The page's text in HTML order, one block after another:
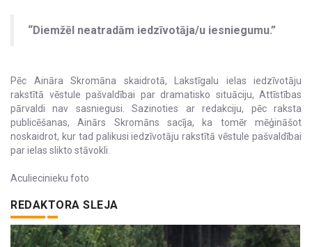
“Diemžēl neatradām iedzīvotāja/u iesniegumu.”
Pēc Aināra Skromāna skaidrotā, Lakstīgalu ielas iedzīvotāju
rakstītā vēstule pašvaldībai par dramatisko situāciju, Attīstības
pārvaldi nav sasniegusi. Sazinoties ar redakciju, pēc raksta
publicēšanas, Ainārs Skromāns sacīja, ka tomēr mēģināšot
noskaidrot, kur tad palikusi iedzīvotāju rakstītā vēstule pašvaldībai
par ielas slikto stāvokli.
Aculiecinieku foto
REDAKTORA SLEJA